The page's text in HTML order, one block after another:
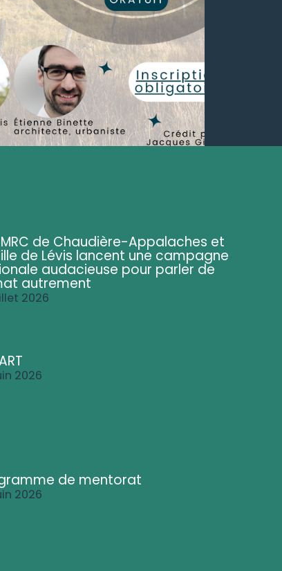
MRC de Chaudière-Appalaches et
de Lévis lancent une campagne
audacieuse pour parler de
autrement
2026
2026
de mentorat
2026